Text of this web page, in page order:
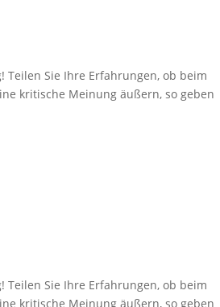
Sie Ihre Erfahrungen, ob beim
kritische Meinung äußern, so geben
Sie Ihre Erfahrungen, ob beim
kritische Meinung äußern, so geben